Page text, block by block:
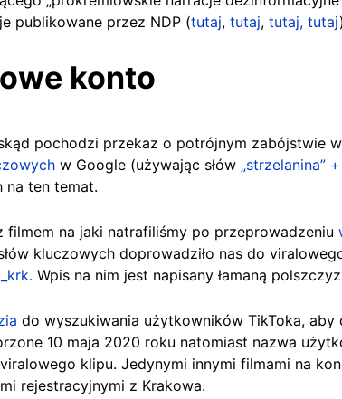
publikowane przez NDP (tutaj, tutaj, tutaj, tutaj
konto
pochodzi przekaz o potrójnym zabójstwie
w Google (używając słów „strzelanina”
na ten temat.
filmem na jaki natrafiliśmy po przeprowadzeniu
kluczowych doprowadziło nas do
Wpis na nim jest napisany łamaną
do wyszukiwania użytkowników TikToka,
10 maja 2020 roku natomiast nazwa
klipu. Jedynymi innymi filmami na
rejestracyjnymi z Krakowa.